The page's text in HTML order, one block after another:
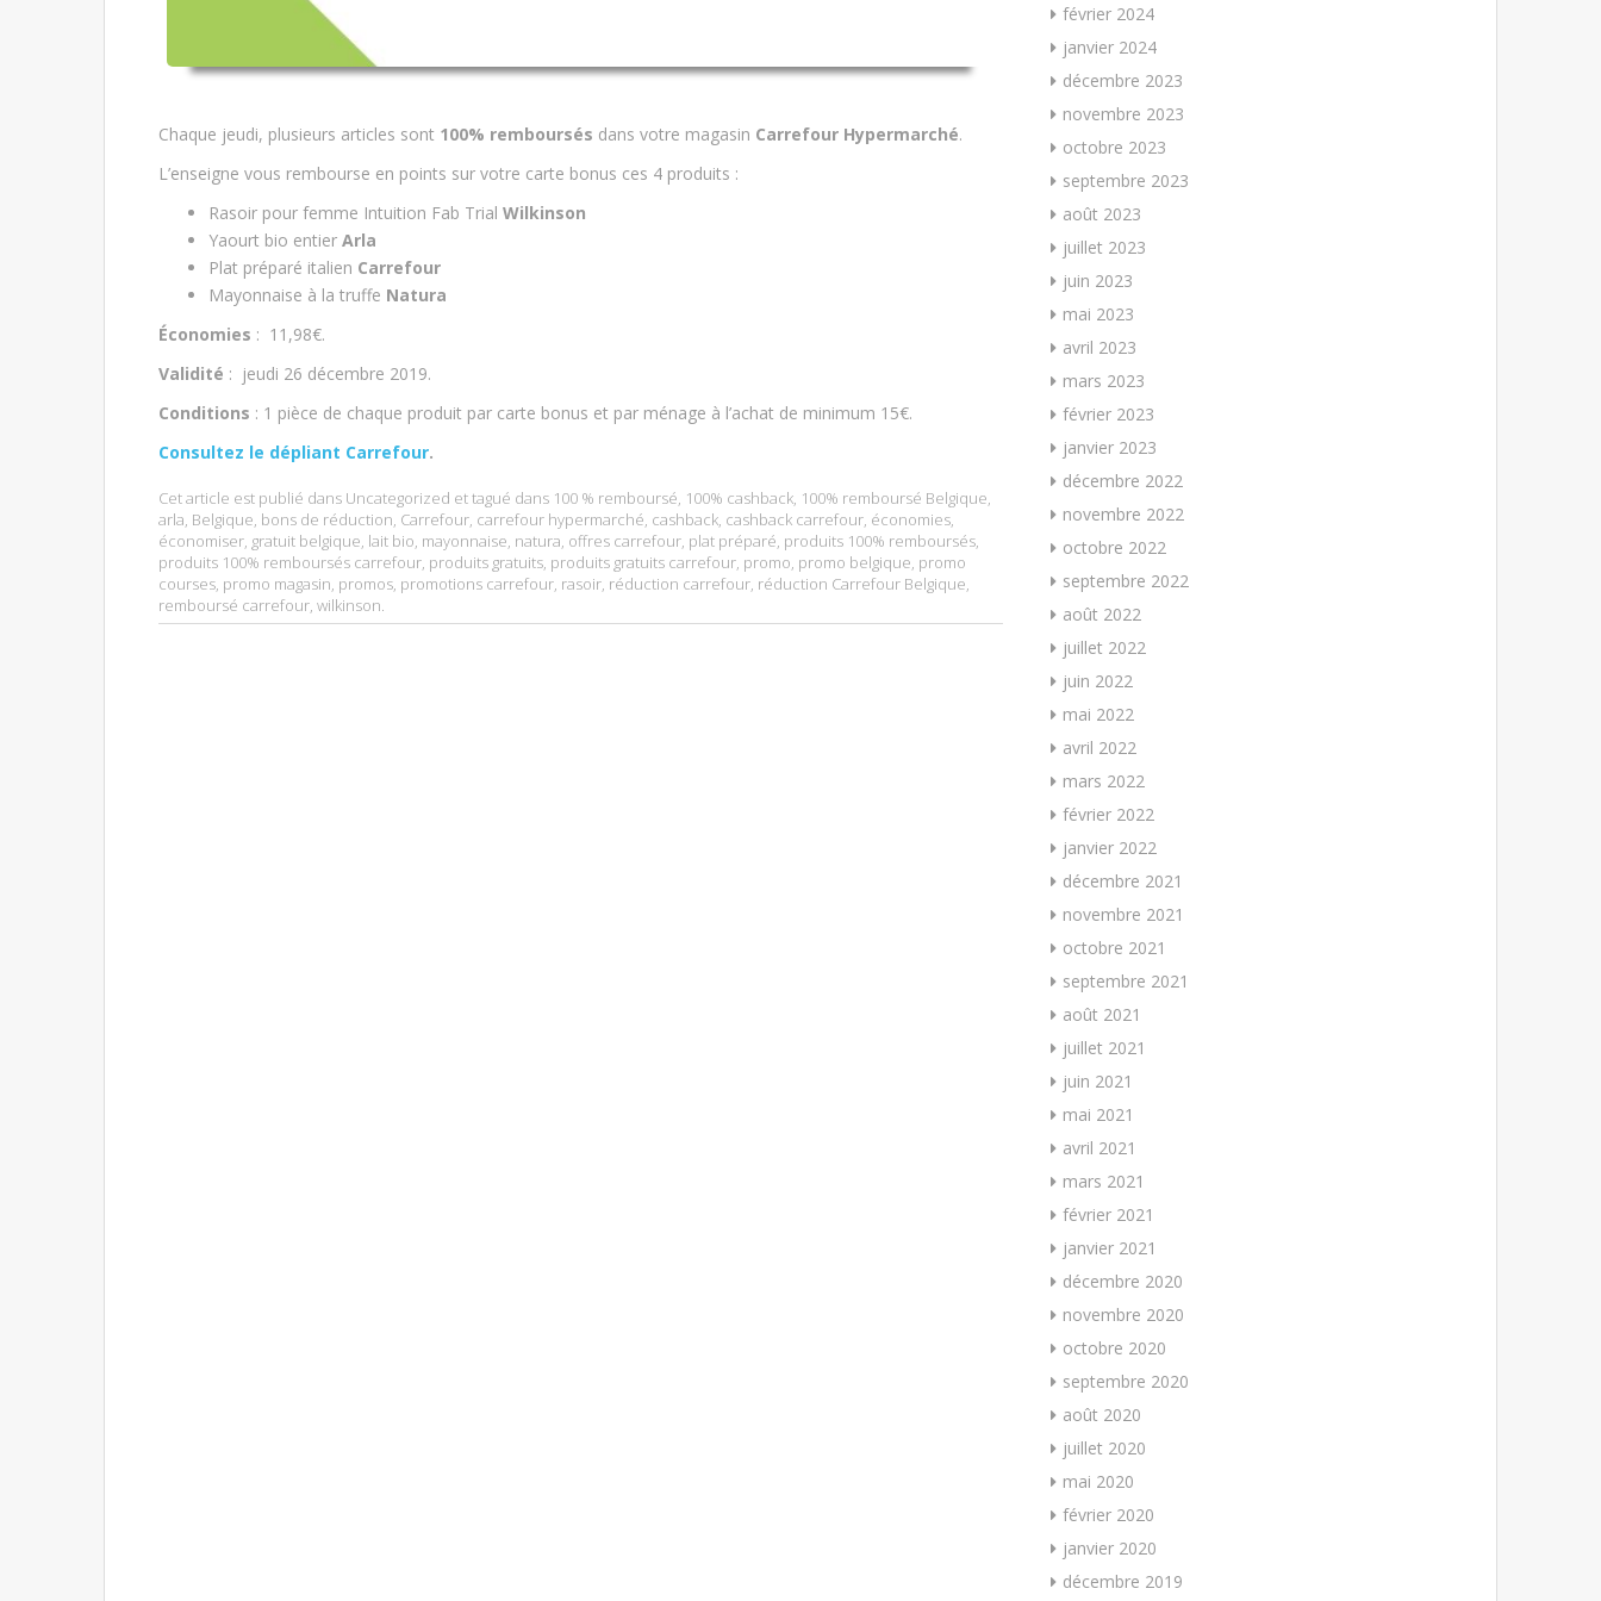
Chaque jeudi, plusieurs articles sont 100% remboursés dans votre magasin Carrefour Hypermarché.
L’enseigne vous rembourse en points sur votre carte bonus ces 4 produits :
Rasoir pour femme Intuition Fab Trial Wilkinson
Yaourt bio entier Arla
Plat préparé italien Carrefour
Mayonnaise à la truffe Natura
Économies : 11,98€.
Validité : jeudi 26 décembre 2019.
Conditions : 1 pièce de chaque produit par carte bonus et par ménage à l’achat de minimum 15€.
Consultez le dépliant Carrefour.
Cet article est publié dans Uncategorized et tagué dans 100 % remboursé, 100% cashback, 100% remboursé Belgique,
arla, Belgique, bons de réduction, Carrefour, carrefour hypermarché, cashback, cashback carrefour, économies,
économiser, gratuit belgique, lait bio, mayonnaise, natura, offres carrefour, plat préparé, produits 100% remboursés,
produits 100% remboursés carrefour, produits gratuits, produits gratuits carrefour, promo, promo belgique, promo
courses, promo magasin, promos, promotions carrefour, rasoir, réduction carrefour, réduction Carrefour Belgique,
remboursé carrefour, wilkinson.
février 2024
janvier 2024
décembre 2023
novembre 2023
octobre 2023
septembre 2023
août 2023
juillet 2023
juin 2023
mai 2023
avril 2023
mars 2023
février 2023
janvier 2023
décembre 2022
novembre 2022
octobre 2022
septembre 2022
août 2022
juillet 2022
juin 2022
mai 2022
avril 2022
mars 2022
février 2022
janvier 2022
décembre 2021
novembre 2021
octobre 2021
septembre 2021
août 2021
juillet 2021
juin 2021
mai 2021
avril 2021
mars 2021
février 2021
janvier 2021
décembre 2020
novembre 2020
octobre 2020
septembre 2020
août 2020
juillet 2020
mai 2020
février 2020
janvier 2020
décembre 2019